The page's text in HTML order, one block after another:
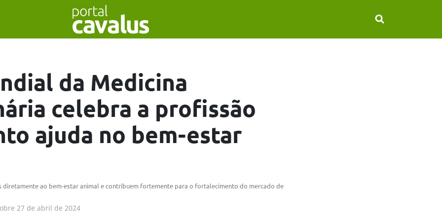
da Medicina
celebra a profissão
ajuda no bem-estar
diretamente ao bem-estar animal e contribuem fortemente para o fortalecimento do mercado de
27 de abril de 2024